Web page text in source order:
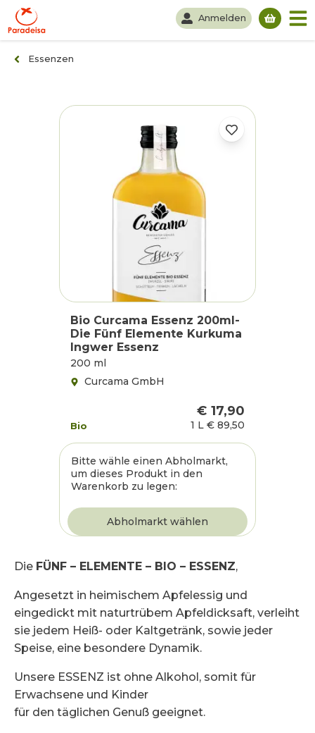
Anmelden
Essenzen
Bio Curcama Essenz 200ml-
Die Fünf Elemente Kurkuma
Ingwer Essenz
200 ml
Curcama GmbH
Bio
€ 17,90
1 L € 89,50
Bitte wähle einen Abholmarkt,
um dieses Produkt in den
Warenkorb zu legen:
Die FÜNF – ELEMENTE – BIO – ESSENZ,
Angesetzt in heimischem Apfelessig und
eingedickt mit naturtrübem Apfeldicksaft, verleiht
sie jedem Heiß- oder Kaltgetränk, sowie jeder
Speise, eine besondere Dynamik.
Unsere ESSENZ ist ohne Alkohol, somit für
Erwachsene und Kinder
für den täglichen Genuß geeignet.